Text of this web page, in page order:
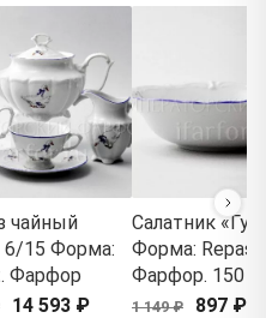
чайный
6/15 Форма:
Фарфор
14 593 ₽
Салатник
Форма: Repast.
Фарфор. 150
1 149 ₽ 897 ₽